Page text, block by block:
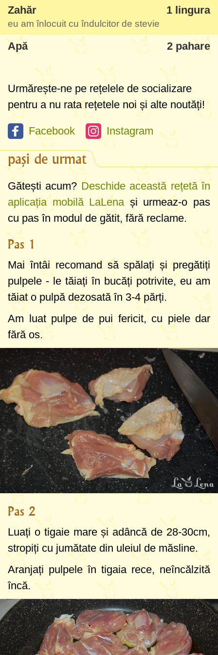
mănâncă cu plăcere, de exemplu.
Zahăr 1 lingura
eu am înlocuit cu îndulcitor de stevie
Apă 2 pahare
Urmărește-ne pe rețelele de socializare
pentru a nu rata rețetele noi și alte noutăți!
Facebook Instagram
pași de urmat
Gătești acum?Deschide această rețetă în
aplicația mobilă LaLenași urmeaz-o pas
cu pas în modul de gătit, fără reclame.
Pas 1
Mai întâi recomand să spălați și pregătiți
pulpele - le tăiați în bucăți potrivite, eu am
tăiat o pulpă dezosată în 3-4 părți.
Am luat pulpe de pui fericit, cu piele dar
fără os.
Pas 2
Luați o tigaie mare și adâncă de28-30cm,
stropiți cu jumătate din uleiul de măsline.
Aranjați pulpele în tigaia rece, neîncălzită
încă.